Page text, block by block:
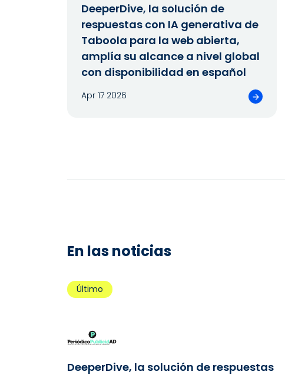
DeeperDive, la solución de
respuestas con IA generativa de
Taboola para la web abierta,
amplía su alcance a nivel global
con disponibilidad en español
Apr 17 2026
En las noticias
Último
DeeperDive, la solución de respuestas